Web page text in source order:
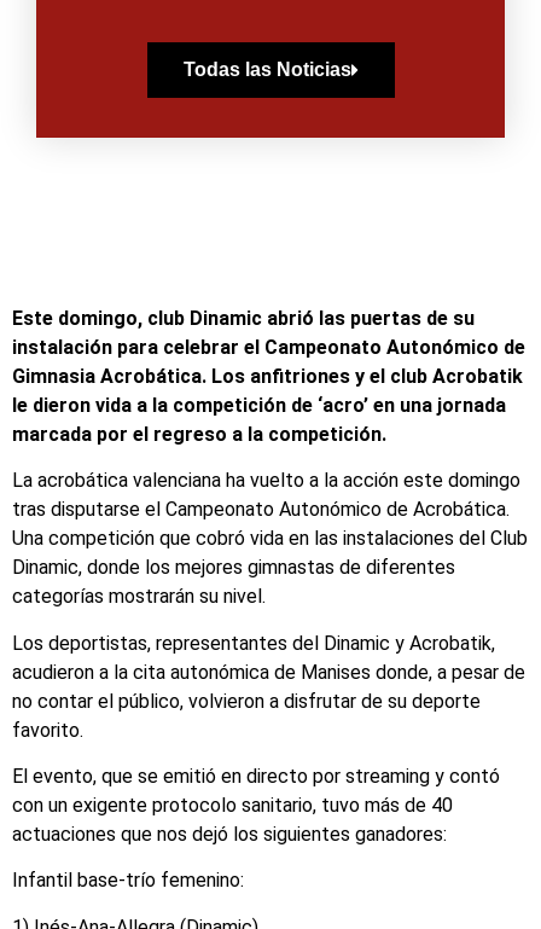
Todas las Noticias
Este domingo, club Dinamic abrió las puertas de su
instalación para celebrar el Campeonato Autonómico de
Gimnasia Acrobática. Los anfitriones y el club Acrobatik
le dieron vida a la competición de ‘acro’ en una jornada
marcada por el regreso a la competición.
La acrobática valenciana ha vuelto a la acción este domingo
tras disputarse el Campeonato Autonómico de Acrobática.
Una competición que cobró vida en las instalaciones del Club
Dinamic, donde los mejores gimnastas de diferentes
categorías mostrarán su nivel.
Los deportistas, representantes del Dinamic y Acrobatik,
acudieron a la cita autonómica de Manises donde, a pesar de
no contar el público, volvieron a disfrutar de su deporte
favorito.
El evento, que se emitió en directo por streaming y contó
con un exigente protocolo sanitario, tuvo más de 40
actuaciones que nos dejó los siguientes ganadores:
Infantil base-trío femenino: